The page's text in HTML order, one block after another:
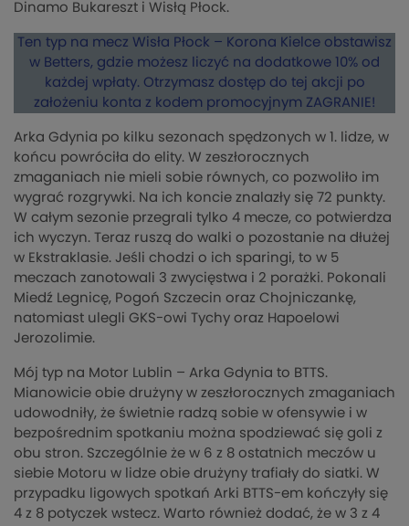
Dinamo Bukareszt i Wisłą Płock.
Ten typ na mecz Wisła Płock – Korona Kielce obstawisz
w Betters, gdzie możesz liczyć na dodatkowe 10% od
każdej wpłaty. Otrzymasz dostęp do tej akcji po
założeniu konta z kodem promocyjnym ZAGRANIE!
Arka Gdynia po kilku sezonach spędzonych w 1. lidze, w
końcu powróciła do elity. W zeszłorocznych
zmaganiach nie mieli sobie równych, co pozwoliło im
wygrać rozgrywki. Na ich koncie znalazły się 72 punkty.
W całym sezonie przegrali tylko 4 mecze, co potwierdza
ich wyczyn. Teraz ruszą do walki o pozostanie na dłużej
w Ekstraklasie. Jeśli chodzi o ich sparingi, to w 5
meczach zanotowali 3 zwycięstwa i 2 porażki. Pokonali
Miedź Legnicę, Pogoń Szczecin oraz Chojniczankę,
natomiast ulegli GKS-owi Tychy oraz Hapoelowi
Jerozolimie.
Mój typ na Motor Lublin – Arka Gdynia to BTTS.
Mianowicie obie drużyny w zeszłorocznych zmaganiach
udowodniły, że świetnie radzą sobie w ofensywie i w
bezpośrednim spotkaniu można spodziewać się goli z
obu stron. Szczególnie że w 6 z 8 ostatnich meczów u
siebie Motoru w lidze obie drużyny trafiały do siatki. W
przypadku ligowych spotkań Arki BTTS-em kończyły się
4 z 8 potyczek wstecz. Warto również dodać, że w 3 z 4